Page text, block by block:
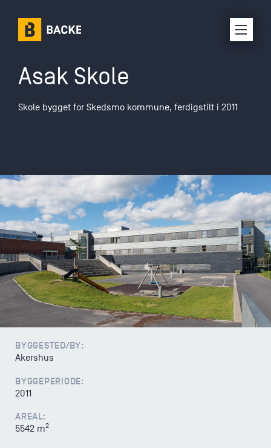
Karriere
Om oss
Kontakt oss
Interne ressurser
Leverandørinfo
Varsling
Asak Skole
Skole bygget for Skedsmo kommune, ferdigstilt i 2011
BYGGESTED/BY:
Akershus
BYGGEPERIODE:
2011
AREAL:
5542 m2